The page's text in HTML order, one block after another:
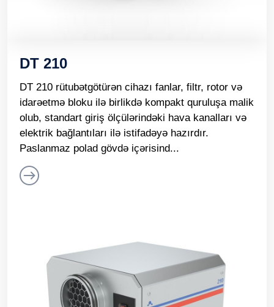
DT 210
DT 210 rütubətgötürən cihazı fanlar, filtr, rotor və
idarəetmə bloku ilə birlikdə kompakt quruluşa malik
olub, standart giriş ölçülərindəki hava kanalları və
elektrik bağlantıları ilə istifadəyə hazırdır.
Paslanmaz polad gövdə içərisind...